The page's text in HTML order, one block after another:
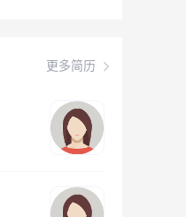
更多简历